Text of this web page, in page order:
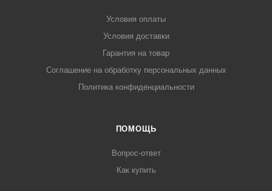
Условия оплаты
Условия доставки
Гарантия на товар
Соглашение на обработку персональных данных
Политика конфиденциальности
ПОМОЩЬ
Вопрос-ответ
Как купить